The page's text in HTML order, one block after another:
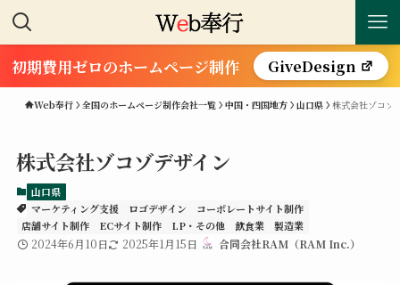
初期費用ゼロのホームページ制作 GiveDesign
Web奉行 全国のホームページ制作会社一覧 中国・四国地方 山口県 株式会社ゾコゾ
株式会社ゾコゾデザイン
山口県
マーケティング支援
ロゴデザイン
コーポレートサイト制作
店舗サイト制作
ECサイト制作 LP・その他 飲食業 製造業
2024年6月10日 2025年1月15日 合同会社RAM（RAM Inc.）